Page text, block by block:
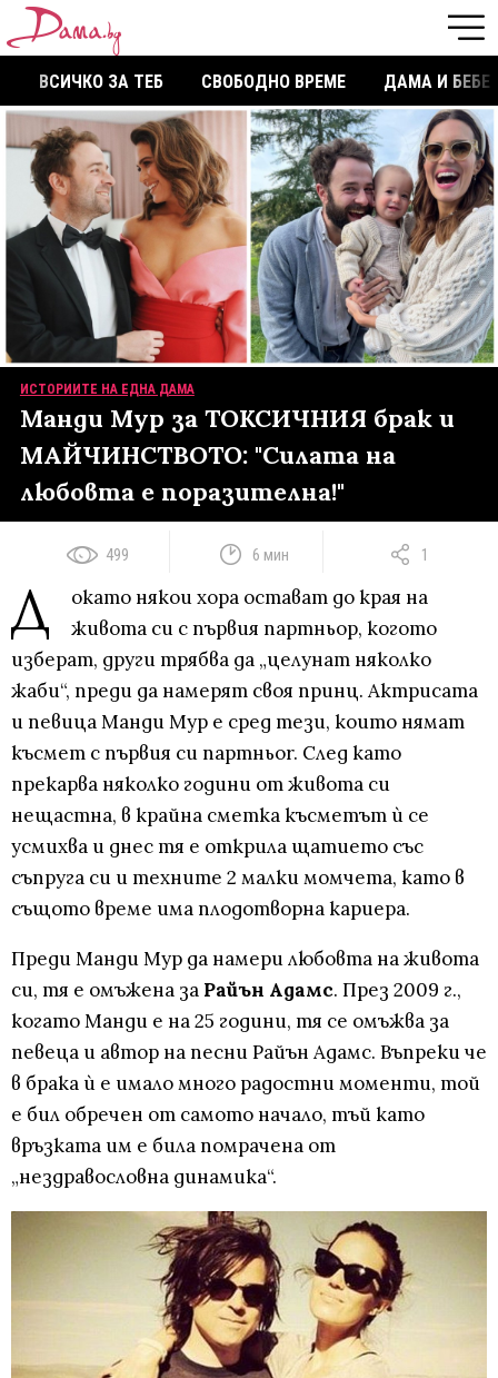
ВСИЧКО ЗА ТЕБ СВОБОДНО ВРЕМЕ ДАМА И БЕБЕ
ИСТОРИИТЕ НА ЕДНА ДАМА
Манди Мур за ТОКСИЧНИЯ брак и
МАЙЧИНСТВОТО: "Силата на
любовта е поразителна!"
499 6 мин 1
Д
окато някои хора остават до края на
живота си с първия партньор, когото
изберат, други трябва да „целунат няколко
жаби“, преди да намерят своя принц. Актрисата
и певица Манди Мур е сред тези, които нямат
късмет с първия си партньоr. След като
прекарва няколко години от живота си
нещастна, в крайна сметка късметът ѝ се
усмихва и днес тя е открила щатието със
съпруга си и техните 2 малки момчета, като в
същото време има плодотворна кариера.
Преди Манди Мур да намери любовта на живота
си, тя е омъжена за Райън Адамс. През 2009 г.,
когато Манди е на 25 години, тя се омъжва за
певеца и автор на песни Райън Адамс. Въпреки че
в брака ѝ е имало много радостни моменти, той
е бил обречен от самото начало, тъй като
връзката им е била помрачена от
„нездравословна динамика“.